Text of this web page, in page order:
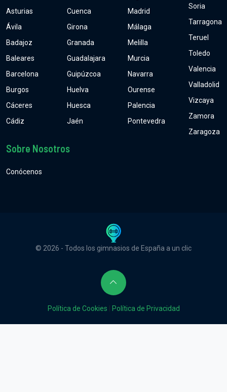
Asturias
Ávila
Badajoz
Baleares
Barcelona
Burgos
Cáceres
Cádiz
Cuenca
Girona
Granada
Guadalajara
Guipúzcoa
Huelva
Huesca
Jaén
Madrid
Málaga
Melilla
Murcia
Navarra
Ourense
Palencia
Pontevedra
Soria
Tarragona
Teruel
Toledo
Valencia
Valladolid
Vizcaya
Zamora
Zaragoza
Sobre Nosotros
Conócenos
© 2026 - Todos los gimnasios de España a un clic
Política de Cookies Política de Privacidad